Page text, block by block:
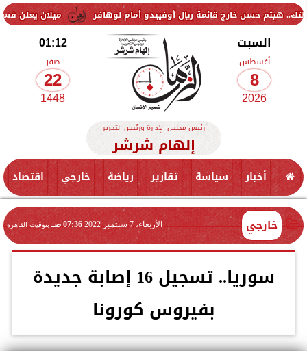
ميلان يعلن فسخ عقد خارج قائمة ريال أوفييدو أمام لوهافر
السبت
أغسطس
8
2026
01:12
صفر
22
1448
رئيس مجلس الإدارة ورئيس التحرير
إلهام شرشر
أخبار سياسة تقارير رياضة خارجي اقتصاد
خارجي الأربعاء، 7 سبتمبر 2022 07:36 صـ بتوقيت القاهرة
سوريا.. تسجيل 16 إصابة جديدة
بفيروس كورونا